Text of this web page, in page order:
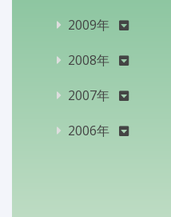
2009年
2008年
2007年
2006年